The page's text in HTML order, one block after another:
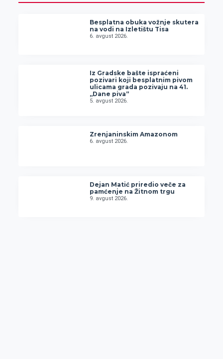
Besplatna obuka vožnje skutera
na vodi na Izletištu Tisa
6. avgust 2026.
Iz Gradske bašte ispraćeni
pozivari koji besplatnim pivom
ulicama grada pozivaju na 41.
„Dane piva“
5. avgust 2026.
Zrenjaninskim Amazonom
6. avgust 2026.
Dejan Matić priredio veče za
pamćenje na Žitnom trgu
9. avgust 2026.